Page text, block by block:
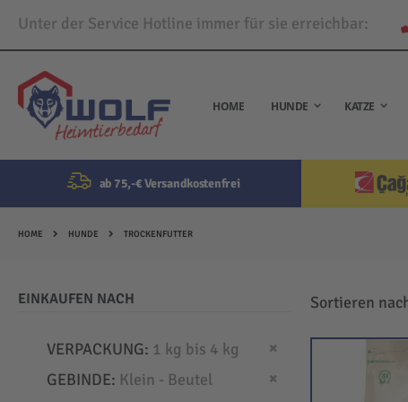
Unter der Service Hotline immer für sie erreichbar:
Direkt
zum
Inhalt
HOME HUNDE KATZE
ab 75,-€ Versandkostenfrei
HOME HUNDE TROCKENFUTTER
Sortieren
EINKAUFEN NACH
VERPACKUNG 1 kg bis 4 kg
Dies entfernen
GEBINDE Klein - Beutel